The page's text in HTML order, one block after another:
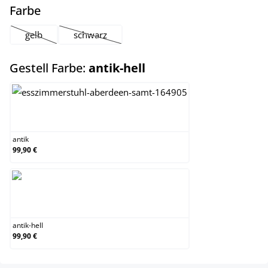
Farbeauswählen
gelb
(Diese Option ist zurzeit nicht verfügbar.)
schwarz
(Diese Option ist zurzeit nicht verfügbar.)
Gestell Farbe: antik-hell
antik
99,90 €
antik-hell
99,90 €